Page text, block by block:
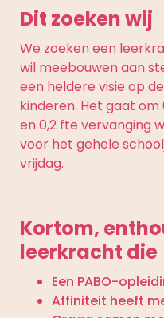
Dit zoeken wij
We zoeken een
wil meebouwen aan
een heldere visie op
kinderen. Het gaat
en 0,2 fte vervanging
voor het gehele
vrijdag.
Kortom,
leerkracht die
Een PABO-
Affiniteit heeft